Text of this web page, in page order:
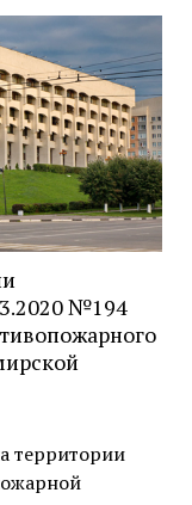
№194
территории